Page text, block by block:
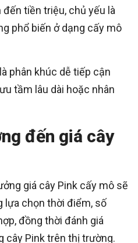
tiền triệu, chủ yếu là
phổ biến ở dạng cấy mô
phân khúc dễ tiếp cận
tầm lâu dài hoặc nhân
đến giá cây
giá cây Pink cấy mô sẽ
lựa chọn thời điểm, số
đồng thời đánh giá
cây Pink trên thị trường.